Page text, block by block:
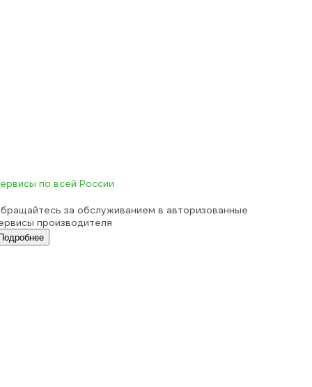
по всей России
за обслуживанием в авторизованные
производителя
Подробнее